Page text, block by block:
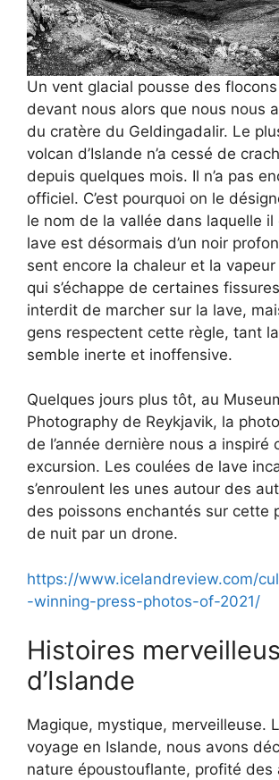
Un vent glacial pousse des
devant nous alors que nous nous
du cratère du Geldingadalir. Le
volcan d’Islande n’a cessé de
depuis quelques mois. Il n’a pas
officiel. C’est pourquoi on le
le nom de la vallée dans laquelle il
lave est désormais d’un noir
sent encore la chaleur et la
qui s’échappe de certaines
interdit de marcher sur la lave,
gens respectent cette règle, tant
semble inerte et inoffensive.
Quelques jours plus tôt, au
Photography de Reykjavik, la
de l’année dernière nous a inspiré
excursion. Les coulées de lave
s’enroulent les unes autour des
des poissons enchantés sur cette
de nuit par un drone.
https://www.icelandreview.com/
-winning-press-photos-of-2021/
Histoires
d’Islande
Magique, mystique, merveilleuse.
voyage en Islande, nous avons
nature époustouflante, profité des